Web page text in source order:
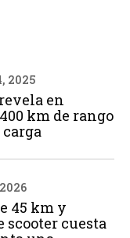
2025
en
km de rango
45 km y
scooter cuesta